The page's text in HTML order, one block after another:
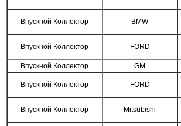
Впускной Коллектор BMW
Впускной Коллектор FORD
Впускной Коллектор
GM
Впускной Коллектор FORD
Впускной Коллектор Mitsubishi